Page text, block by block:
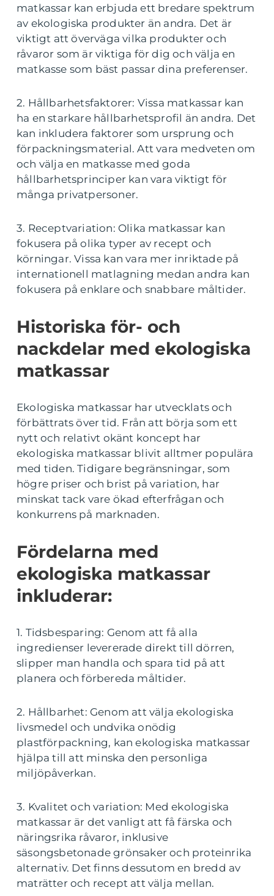
matkassar kan erbjuda ett bredare spektrum
av ekologiska produkter än andra. Det är
viktigt att överväga vilka produkter och
råvaror som är viktiga för dig och välja en
matkasse som bäst passar dina preferenser.
2. Hållbarhetsfaktorer: Vissa matkassar kan
ha en starkare hållbarhetsprofil än andra. Det
kan inkludera faktorer som ursprung och
förpackningsmaterial. Att vara medveten om
och välja en matkasse med goda
hållbarhetsprinciper kan vara viktigt för
många privatpersoner.
3. Receptvariation: Olika matkassar kan
fokusera på olika typer av recept och
körningar. Vissa kan vara mer inriktade på
internationell matlagning medan andra kan
fokusera på enklare och snabbare måltider.
Historiska för- och
nackdelar med ekologiska
matkassar
Ekologiska matkassar har utvecklats och
förbättrats över tid. Från att börja som ett
nytt och relativt okänt koncept har
ekologiska matkassar blivit alltmer populära
med tiden. Tidigare begränsningar, som
högre priser och brist på variation, har
minskat tack vare ökad efterfrågan och
konkurrens på marknaden.
Fördelarna med
ekologiska matkassar
inkluderar:
1. Tidsbesparing: Genom att få alla
ingredienser levererade direkt till dörren,
slipper man handla och spara tid på att
planera och förbereda måltider.
2. Hållbarhet: Genom att välja ekologiska
livsmedel och undvika onödig
plastförpackning, kan ekologiska matkassar
hjälpa till att minska den personliga
miljöpåverkan.
3. Kvalitet och variation: Med ekologiska
matkassar är det vanligt att få färska och
näringsrika råvaror, inklusive
säsongsbetonade grönsaker och proteinrika
alternativ. Det finns dessutom en bredd av
maträtter och recept att välja mellan.